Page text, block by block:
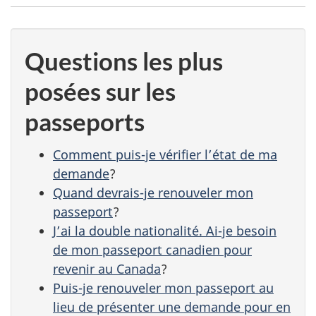
Questions les plus
posées sur les
passeports
Comment puis-je vérifier l’état de ma
demande?
Quand devrais-je renouveler mon
passeport?
J’ai la double nationalité. Ai-je besoin
de mon passeport canadien pour
revenir au Canada?
Puis-je renouveler mon passeport au
lieu de présenter une demande pour en